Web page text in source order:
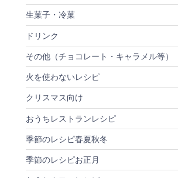
生菓子・冷菓
ドリンク
その他（チョコレート・キャラメル等）
火を使わないレシピ
クリスマス向け
おうちレストランレシピ
季節のレシピ春夏秋冬
季節のレシピお正月